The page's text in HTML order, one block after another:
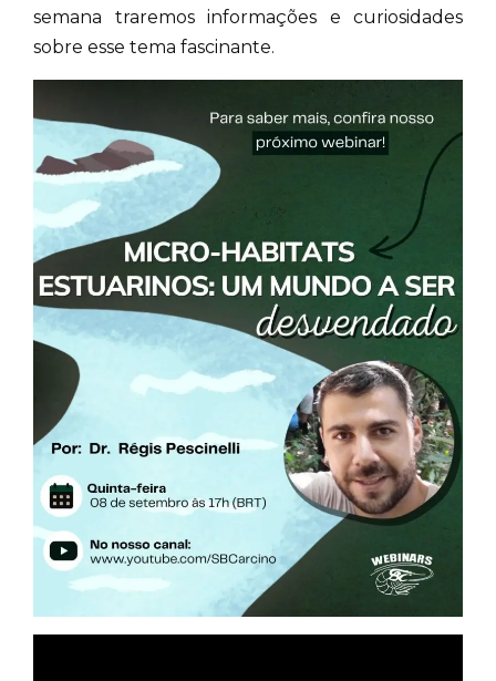
semana traremos informações e curiosidades
sobre esse tema fascinante.